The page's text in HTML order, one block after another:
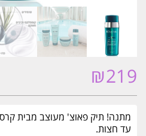
₪219
עד חצות.